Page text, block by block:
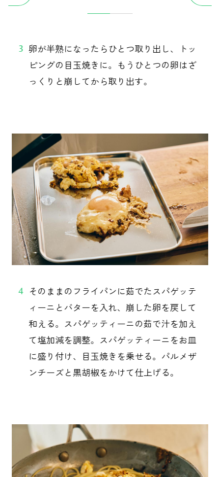
3 卵が半熟になったらひとつ取り出し、トッ
ピングの目玉焼きに。もうひとつの卵はざ
っくりと崩してから取り出す。
4 そのままのフライパンに茹でたスパゲッテ
ィーニとバターを入れ、崩した卵を戻して
和える。スパゲッティーニの茹で汁を加え
て塩加減を調整。スパゲッティーニをお皿
に盛り付け、目玉焼きを乗せる。パルメザ
ンチーズと黒胡椒をかけて仕上げる。